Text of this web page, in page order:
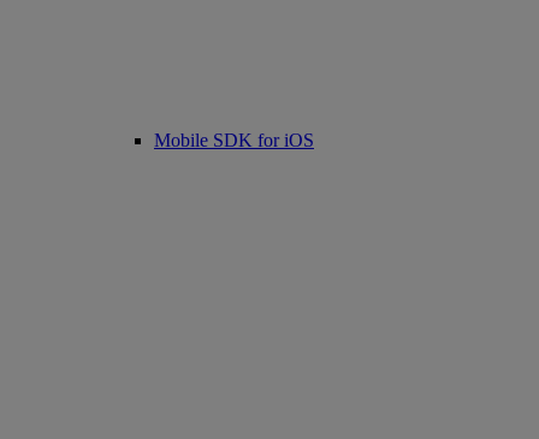
Mobile SDK for iOS